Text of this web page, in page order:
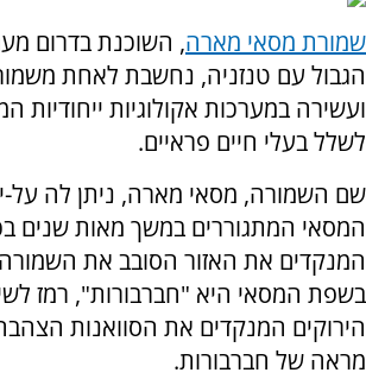
שמורת מסאי מארה, השוכנת בדרום
הגבול עם טנזניה, נחשבת לאחת
ועשירה במערכות אקולוגיות ייחודיות
לשלל בעלי חיים פראיים.
שם השמורה, מסאי מארה, ניתן לה על-
המסאי המתגוררים במשך מאות שנים
המנקדים את האזור הסובב את
בשפת המסאי היא "חברבורות", רמז
הירוקים המנקדים את הסוואנות
מראה של חברבורות.